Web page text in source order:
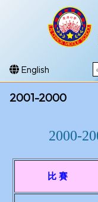
English
2001-2000